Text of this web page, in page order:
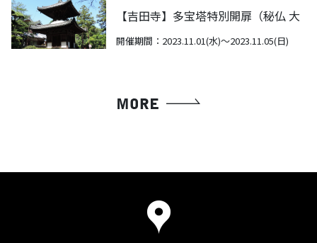
【吉田寺】多宝塔特別開扉（秘仏 大
日如来坐像 公開）
開催期間：2023.11.01(水)～2023.11.05(日)